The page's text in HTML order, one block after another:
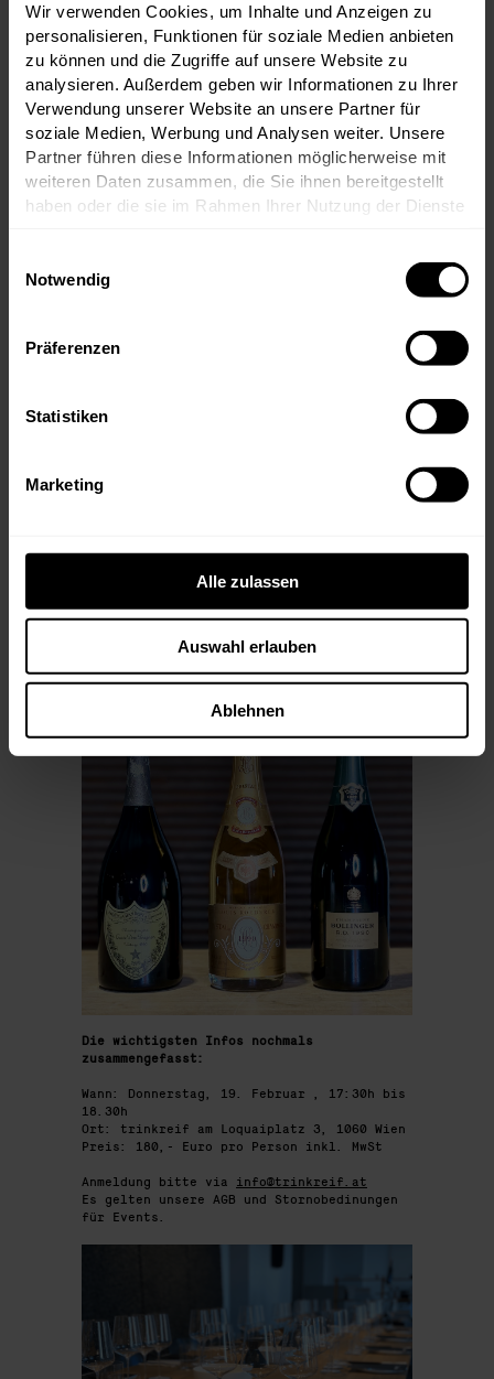
Wir verwenden Cookies, um Inhalte und Anzeigen zu
personalisieren, Funktionen für soziale Medien anbieten
zu können und die Zugriffe auf unsere Website zu
analysieren. Außerdem geben wir Informationen zu Ihrer
Verwendung unserer Website an unsere Partner für
soziale Medien, Werbung und Analysen weiter. Unsere
Partner führen diese Informationen möglicherweise mit
weiteren Daten zusammen, die Sie ihnen bereitgestellt
haben oder die sie im Rahmen Ihrer Nutzung der Dienste
Notwendig
Präferenzen
Statistiken
Marketing
Alle zulassen
Auswahl erlauben
Ablehnen
wollen wir uns - Nomen est Omen - auf das
Wesentliche konzentrieren. Ein Flight mit
thematisch zusammenhängenden Weinen und
spannenden Hintergrundinformationen - das
Ganze in nur 60 Minuten. Mit Beginn um
17.30h gibt es nach einem Apero zur
Einstimmung den Höhepunkt sozusagen schon
Wie in vielen Weinregionen der Welt, war
die Weine gelten als kraftvoll und
Verkostung unter die Lupe zu nehmen und zu
APERO:
2020
Dom Perignon 1990
Roederer Cristal 1990
Bollinger R.D. 1990
Die wichtigsten Infos nochmals
zusammengefasst:
Wann: Donnerstag, 19. Februar , 17:30h bis
18.30h
Ort: trinkreif am Loquaiplatz 3, 1060 Wien
Preis: 180,- Euro pro Person inkl. MwSt
Anmeldung bitte via info@trinkreif.at
Es gelten unsere AGB und Stornobedinungen
für Events.